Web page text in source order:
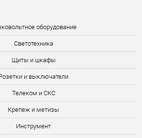
оборудование
Светотехника
Щиты и шкафы
и выключатели
Телеком и СКС
Крепеж и метизы
Инструмент